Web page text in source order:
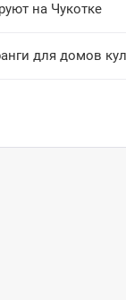
на Чукотке
для домов